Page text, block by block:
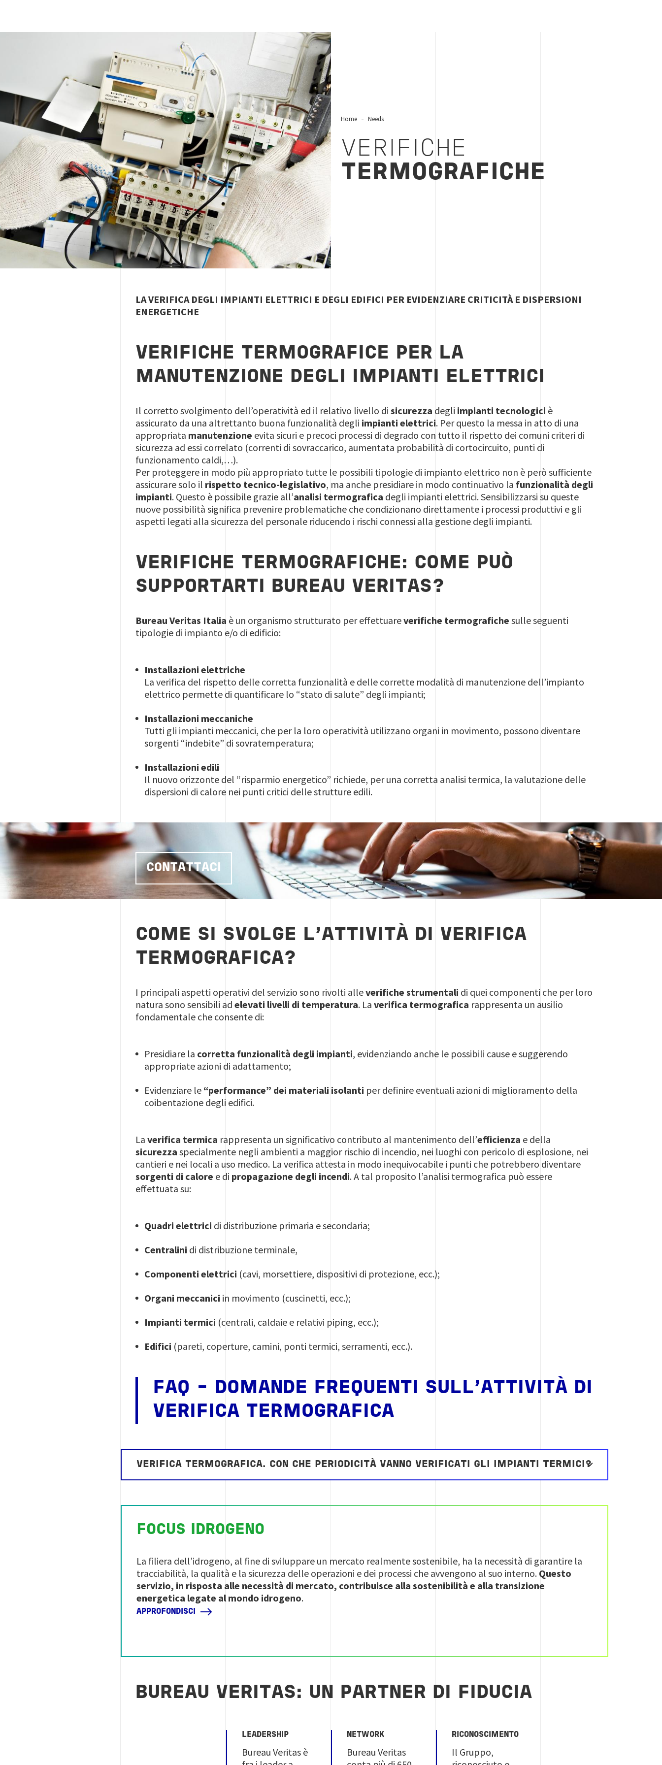
Home Needs
VERIFICHE
TERMOGRAFICHE
LA VERIFICA DEGLI IMPIANTI ELETTRICI E DEGLI EDIFICI PER EVIDENZIARE CRITICITÀ E DISPERSIONI
ENERGETICHE
VERIFICHE TERMOGRAFICE PER LA
MANUTENZIONE DEGLI IMPIANTI ELETTRICI
Il corretto svolgimento dell’operatività ed il relativo livello disicurezza degli impianti tecnologici è
assicurato da una altrettanto buona funzionalità degli impianti elettrici. Per questo la messa in atto di una
appropriata manutenzione evita sicuri e precoci processi di degrado con tutto il rispetto dei comuni criteri di
sicurezza ad essi correlato (correnti di sovraccarico, aumentata probabilità di cortocircuito, punti di
funzionamento caldi,…).
Per proteggere in modo più appropriato tutte le possibili tipologie di impianto elettrico non è però sufficiente
assicurare solo il rispetto tecnico-legislativo, ma anche presidiare in modo continuativo la funzionalità degli
impianti. Questo è possibile grazie all’analisi termografica degli impianti elettrici. Sensibilizzarsi su queste
nuove possibilità significa prevenire problematiche che condizionano direttamente i processi produttivi e gli
aspetti legati alla sicurezza del personale riducendo i rischi connessi alla gestione degli impianti.
VERIFICHE TERMOGRAFICHE: COME PUÒ
SUPPORTARTI BUREAU VERITAS?
Bureau Veritas Italia è un organismo strutturato per effettuareverifiche termografiche sulle seguenti
tipologie di impianto e/o di edificio:
Installazioni elettriche
La verifica del rispetto delle corretta funzionalità e delle corrette modalità di manutenzione dell’impianto
elettrico permette di quantificare lo “stato di salute” degli impianti;
Installazioni meccaniche
Tutti gli impianti meccanici, che per la loro operatività utilizzano organi in movimento, possono diventare
sorgenti “indebite” di sovratemperatura;
Installazioni edili
Il nuovo orizzonte del “risparmio energetico” richiede, per una corretta analisi termica, la valutazione delle
dispersioni di calore nei punti critici delle strutture edili.
CONTATTACI
COME SI SVOLGE L'ATTIVITÀ DI VERIFICA
TERMOGRAFICA?
I principali aspetti operativi del servizio sono rivolti alleverifiche strumentali di quei componenti che per loro
natura sono sensibili adelevati livelli di temperatura. Laverifica termografica rappresenta un ausilio
fondamentale che consente di:
Presidiare la corretta funzionalità degli impianti, evidenziando anche le possibili cause e suggerendo
appropriate azioni di adattamento;
Evidenziare le “performance” dei materiali isolanti per definire eventuali azioni di miglioramento della
coibentazione degli edifici.
Laverifica termica rappresenta un significativo contributo al mantenimento dell’efficienza e della
sicurezza specialmente negli ambienti a maggior rischio di incendio, nei luoghi con pericolo di esplosione, nei
cantieri e nei locali a uso medico. La verifica attesta in modo inequivocabile i punti che potrebbero diventare
sorgenti di calore e di propagazione degli incendi. A tal proposito l’analisi termografica può essere
effettuata su:
Quadri elettrici di distribuzione primaria e secondaria;
Centralini di distribuzione terminale,
Componenti elettrici (cavi, morsettiere, dispositivi di protezione, ecc.);
Organi meccanici in movimento (cuscinetti, ecc.);
Impianti termici (centrali, caldaie e relativi piping, ecc.);
Edifici (pareti, coperture, camini, ponti termici, serramenti, ecc.).
FAQ - DOMANDE FREQUENTI SULL'ATTIVITÀ DI
VERIFICA TERMOGRAFICA
VERIFICA TERMOGRAFICA. CON CHE PERIODICITÀ VANNO VERIFICATI GLI IMPIANTI TERMICI?
FOCUS IDROGENO
La filiera dell’idrogeno, al fine di sviluppare un mercato realmente sostenibile, ha la necessità di garantire la
tracciabilità, la qualità e la sicurezza delle operazioni e dei processi che avvengono al suo interno. Questo
servizio, in risposta alle necessità di mercato, contribuisce alla sostenibilità e alla transizione
energetica legate al mondo idrogeno.
APPROFONDISCI
BUREAU VERITAS: UN PARTNER DI FIDUCIA
LEADERSHIP
Bureau Veritas è
NETWORK
Bureau Veritas
RICONOSCIMENTO
Il Gruppo,